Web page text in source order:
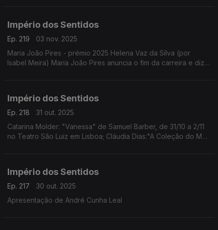
Império dos Sentidos
Ep. 219
03 nov. 2025
Maria João Pires - prémio 2025 Helena Vaz da Silva (por
Isabel Meira) Maria João Pires anuncia o fim da carreira e diz
Império dos Sentidos
Ep. 218
31 out. 2025
Catarina Molder: "Vanessa" de Samuel Barber, de 31/10 a 2/11
no Teatro São Luiz em Lisboa; Cláudia Dias:"A Coleção do Meu
Império dos Sentidos
Ep. 217
30 out. 2025
Apresentação de André Cunha Leal